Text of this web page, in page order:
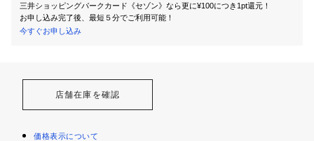
三井ショッピングパークカード《セゾン》なら更に¥100につき1pt還元！
お申し込み完了後、最短５分でご利用可能！
今すぐお申し込み
店舗在庫を確認
価格表示について